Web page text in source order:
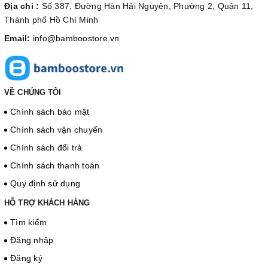
Địa chỉ : Số 387, Đường Hàn Hải Nguyên, Phường 2, Quận 11,
Thành phố Hồ Chí Minh
Email: info@bamboostore.vn
VỀ CHÚNG TÔI
Chính sách bảo mật
Chính sách vận chuyển
Chính sách đổi trả
Chính sách thanh toán
Quy định sử dụng
HỖ TRỢ KHÁCH HÀNG
Tìm kiếm
Đăng nhập
Đăng ký